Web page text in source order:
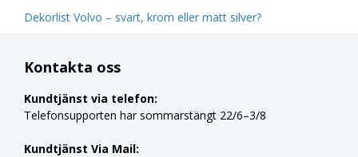
Dekorlist Volvo – svart, krom eller matt silver?
Kontakta oss
Kundtjänst via telefon:
Telefonsupporten har sommarstängt 22/6–3/8
Kundtjänst Via Mail: